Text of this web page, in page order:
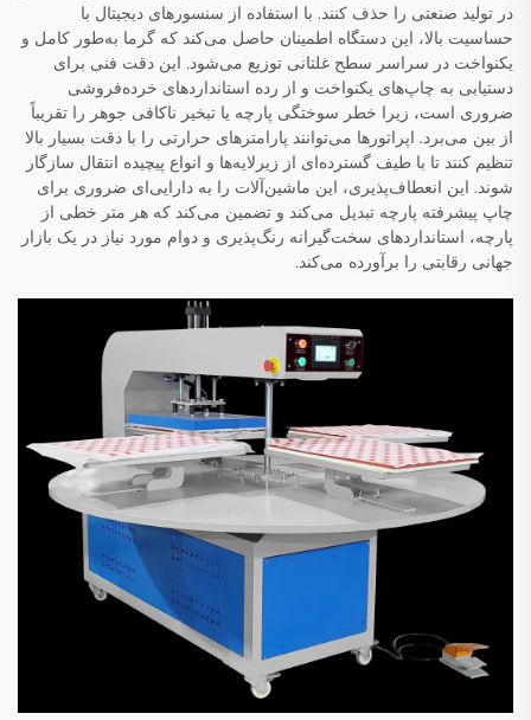
در تولید صنعتی را حذف کنند. با استفاده از سنسورهای دیجیتال با
حساسیت بالا، این دستگاه اطمینان حاصل می‌کند که گرما به‌طور کامل و
یکنواخت در سراسر سطح غلتانی توزیع می‌شود. این دقت فنی برای
دستیابی به چاپ‌های یکنواخت و از رده استانداردهای خرده‌فروشی
ضروری است، زیرا خطر سوختگی پارچه یا تبخیر ناکافی جوهر را تقریباً
از بین می‌برد. اپراتورها می‌توانند پارامترهای حرارتی را با دقت بسیار بالا
تنظیم کنند تا با طیف گسترده‌ای از زیرلایه‌ها و انواع پیچیده انتقال سازگار
شوند. این انعطاف‌پذیری، این ماشین‌آلات را به دارایی‌ای ضروری برای
چاپ پیشرفته پارچه تبدیل می‌کند و تضمین می‌کند که هر متر خطی از
پارچه، استانداردهای سخت‌گیرانه رنگ‌پذیری و دوام مورد نیاز در یک بازار
جهانی رقابتی را برآورده می‌کند.